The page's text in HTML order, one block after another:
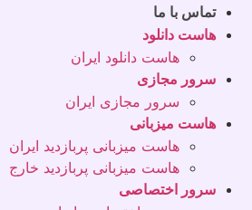
تماس با ما
هاست دانلود
هاست دانلود ایران
سرور مجازی
سرور مجازی ایران
هاست میزبانی
هاست میزبانی پربازدید ایران
هاست میزبانی پربازدید خارج
سرور اختصاصی